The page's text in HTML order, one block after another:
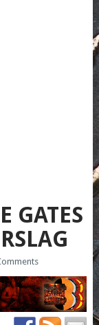
GATES